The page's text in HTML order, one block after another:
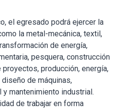
el egresado podrá ejercer la
la metal-mecánica, textil,
de energía,
pesquera, construcción
producción, energía,
de máquinas,
mantenimiento industrial.
de trabajar en forma